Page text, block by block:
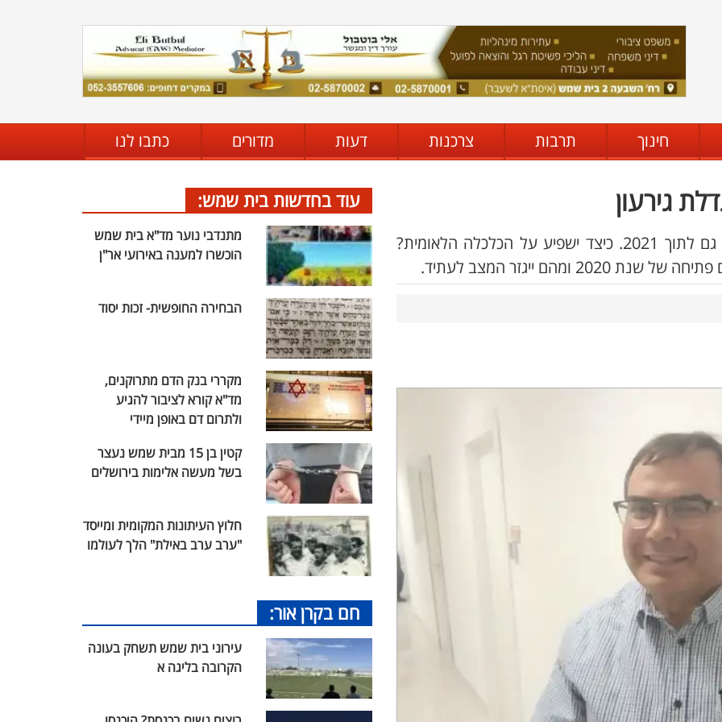
חינוך תרבות צרכנות דעות מדורים כתבו לנו
נגיף הקורונה איתנו כאן, ויש אומרים שימשיך גם לתוך 2021. כיצד ישפיע על הכלכלה הלאומית?
ייגזר המצב לעתיד.
עוד בחדשות בית שמש:
מתנדבי נוער מד"א בית שמש
הוכשרו למענה באירועי אר"ן
הבחירה החופשית- זכות יסוד
מקררי בנק הדם מתרוקנים,
מד"א קורא לציבור להגיע
ולתרום דם באופן מיידי
קטין בן 15 מבית שמש נעצר
בשל מעשה אלימות בירושלים
חלוץ העיתונות המקומית ומייסד
"ערב ערב באילת" הלך לעולמו
חם בקרן אור:
עירוני בית שמש תשחק בעונה
הקרובה בליגה א